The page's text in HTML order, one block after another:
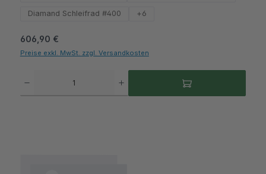
Diamand Schleifrad #400 +6
Regulärer Preis:
606,90 €
Preise exkl. MwSt. zzgl. Versandkosten